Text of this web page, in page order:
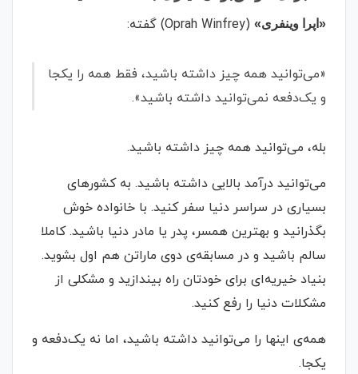
«اپرا وینفری» (Oprah Winfrey) گفته:
«می‌توانید همه چیز داشته باشید، فقط همه را یکجا
و یک‌دفعه نمی‌توانید داشته باشید».
بله، می‌توانید همه چیز داشته باشید.
می‌توانید درآمد بالایی داشته باشید. به کشورهای
بسیاری در سراسر دنیا سفر کنید. با خانواده خوش
بگذرانید و بهترین همسر، پدر یا مادر دنیا باشید. کاملا
سالم باشید و در مسابقه‌ی دوی ماراتن هم اول بشوید.
بنیاد خیریه‌ای برای خودتان راه بیندازید و مشکلی از
مشکلات دنیا را رفع کنید.
همه‌ی اینها را می‌توانید داشته باشید، اما نه یک‌دفعه و
یکجا.